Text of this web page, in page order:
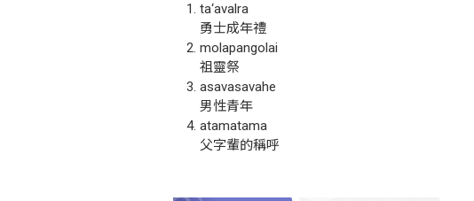
ta‘avalra
勇士成年禮
molapangolai
祖靈祭
asavasavahe
男性青年
atamatama
父字輩的稱呼